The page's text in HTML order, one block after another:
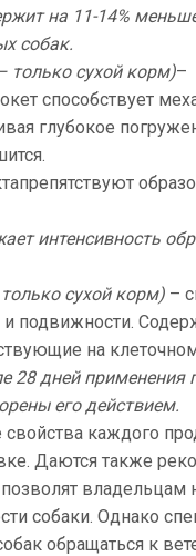
на 11-14%
собак.
только сухой корм)–
способствует
глубокое
интенсивность
сухой корм) –
подвижности.
на
28 дней применения
его действием.
каждого
Даются также
владельцам
собаки. Однако
обращаться к